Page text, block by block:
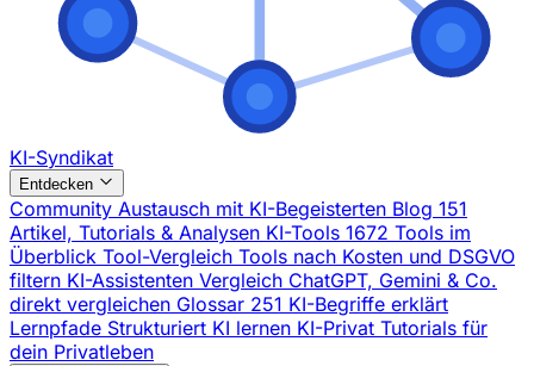
KI-Syndikat
Entdecken
Community Austausch mit KI-Begeisterten Blog 151
Artikel, Tutorials & Analysen KI-Tools 1672 Tools im
Überblick Tool-Vergleich Tools nach Kosten und DSGVO
filtern KI-Assistenten Vergleich ChatGPT, Gemini & Co.
direkt vergleichen Glossar 251 KI-Begriffe erklärt
Lernpfade Strukturiert KI lernen KI-Privat Tutorials für
dein Privatleben